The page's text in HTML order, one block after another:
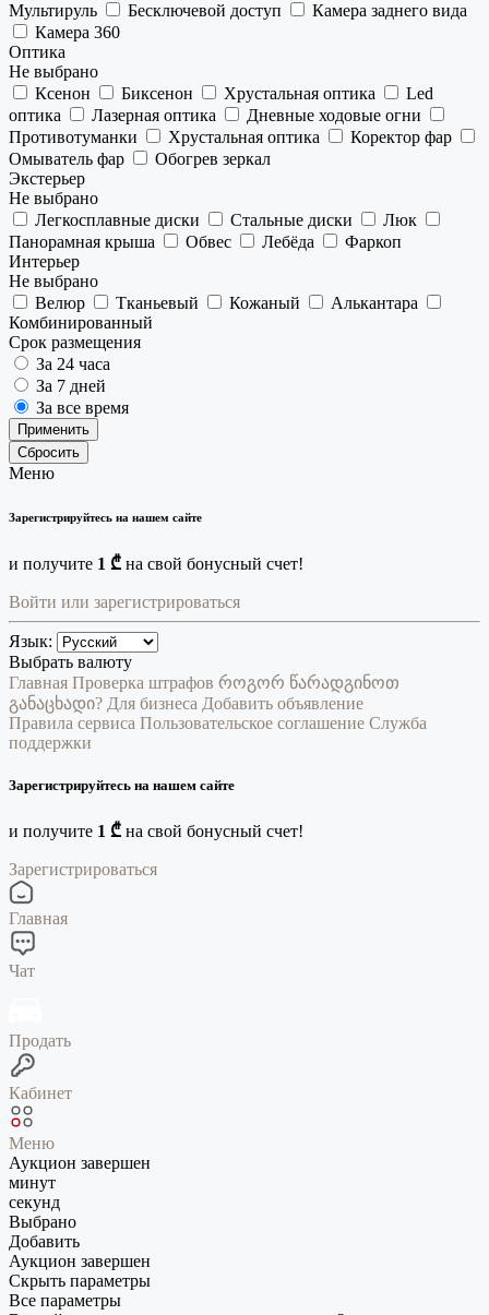
Мультируль
Бесключевой доступ
Камера заднего вида
Камера 360
Оптика
Не выбрано
Ксенон
Биксенон Хрустальная оптика
Led
оптика
Лазерная оптика
Дневные ходовые огни
Противотуманки
Хрустальная оптика
Коректор фар
Омыватель фар
Обогрев зеркал
Экстерьер
Не выбрано
Легкосплавные диски
Стальные диски
Люк
Панорамная крыша
Обвес Лебёда
Фаркоп
Интерьер
Не выбрано
Велюр
Тканьевый Кожаный
Алькантара
Комбинированный
Срок размещения
За 24 часа
За 7 дней
За все время
Применить
Сбросить
Меню
Зарегистрируйтесь на нашем сайте
и получите 1 ₾ на свой бонусный счет!
Войти или зарегистрироваться
Язык:
Выбрать валюту
Главная Проверка штрафов როგორ წარადგინოთ
განაცხადი? Для бизнеса Добавить объявление
Правила сервиса Пользовательское соглашение Служба
поддержки
Зарегистрируйтесь на нашем сайте
и получите 1 ₾ на свой бонусный счет!
Зарегистрироваться
Главная
Чат
Продать
Кабинет
Меню
Аукцион завершен
минут
секунд
Выбрано
Добавить
Аукцион завершен
Скрыть параметры
Все параметры